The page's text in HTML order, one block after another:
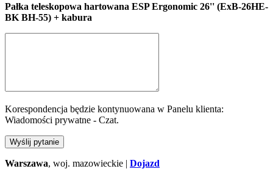
Pałka teleskopowa hartowana ESP Ergonomic 26'' (ExB-26HE-
BK BH-55) + kabura
Korespondencja będzie kontynuowana w Panelu klienta:
Wiadomości prywatne - Czat.
Wyślij pytanie
Warszawa, woj. mazowieckie | Dojazd